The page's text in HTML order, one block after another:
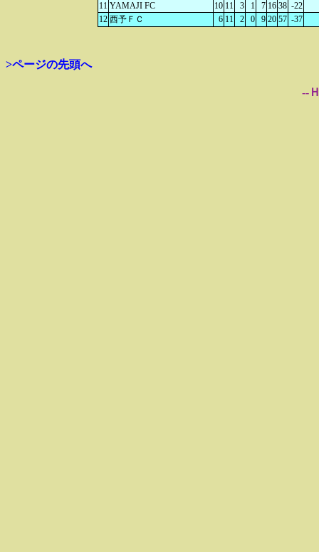
11 YAMAJI FC 10 11 3 1 7 16 38 -22
12 西予ＦＣ 6 11 2 0 9 20 57 -37
>ページの先頭へ
--